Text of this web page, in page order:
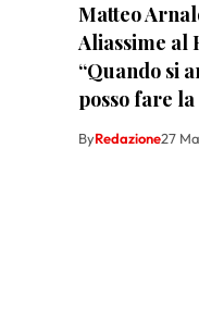
Matteo
Aliassime al
“Quando si
posso fare
ByRedazione27